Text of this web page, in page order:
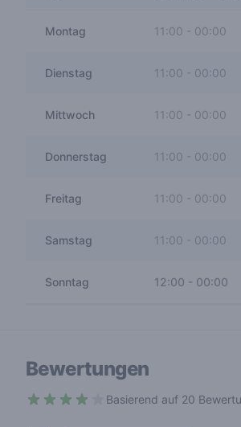
Montag 11:00 - 00:00
Dienstag 11:00 00:00
Mittwoch 11:00 - 00:00
Donnerstag 11:00 00:00
Freitag 11:00 - 00:00
Samstag 11:00 00:00
Sonntag 12:00 - 00:00
Bewertungen
Basierend auf 20